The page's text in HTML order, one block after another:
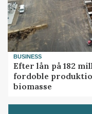
BUSINESS
Efter lån på 182
fordoble
biomasse